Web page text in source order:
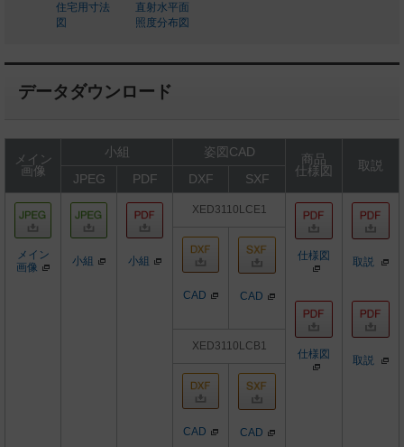
住宅用寸法
図
直射水平面
照度分布図
データダウンロード
メイン
画像
小組 姿図CAD
商品
仕様図
取説
JPEG
PDF DXF SXF
メイン
画像
小組 小組
XED3110LCE1
仕様図
仕様図
取説
取説
CAD CAD
XED3110LCB1
CAD CAD